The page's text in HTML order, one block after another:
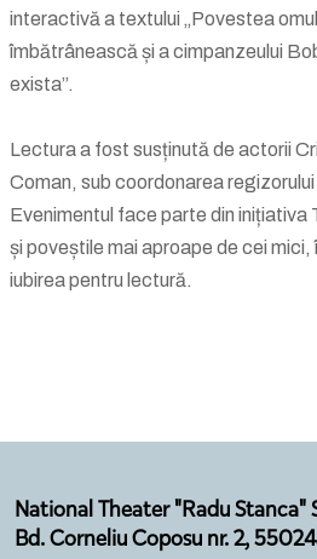
interactivă a textului „Povestea
îmbătrânească și a cimpanzeului
exista”.
Lectura a fost susținută de actorii
Coman, sub coordonarea
Evenimentul face parte din inițiativa
și poveștile mai aproape de cei mici,
iubirea pentru lectură.
National Theater "Radu Stanca"
Bd. Corneliu Coposu nr. 2,